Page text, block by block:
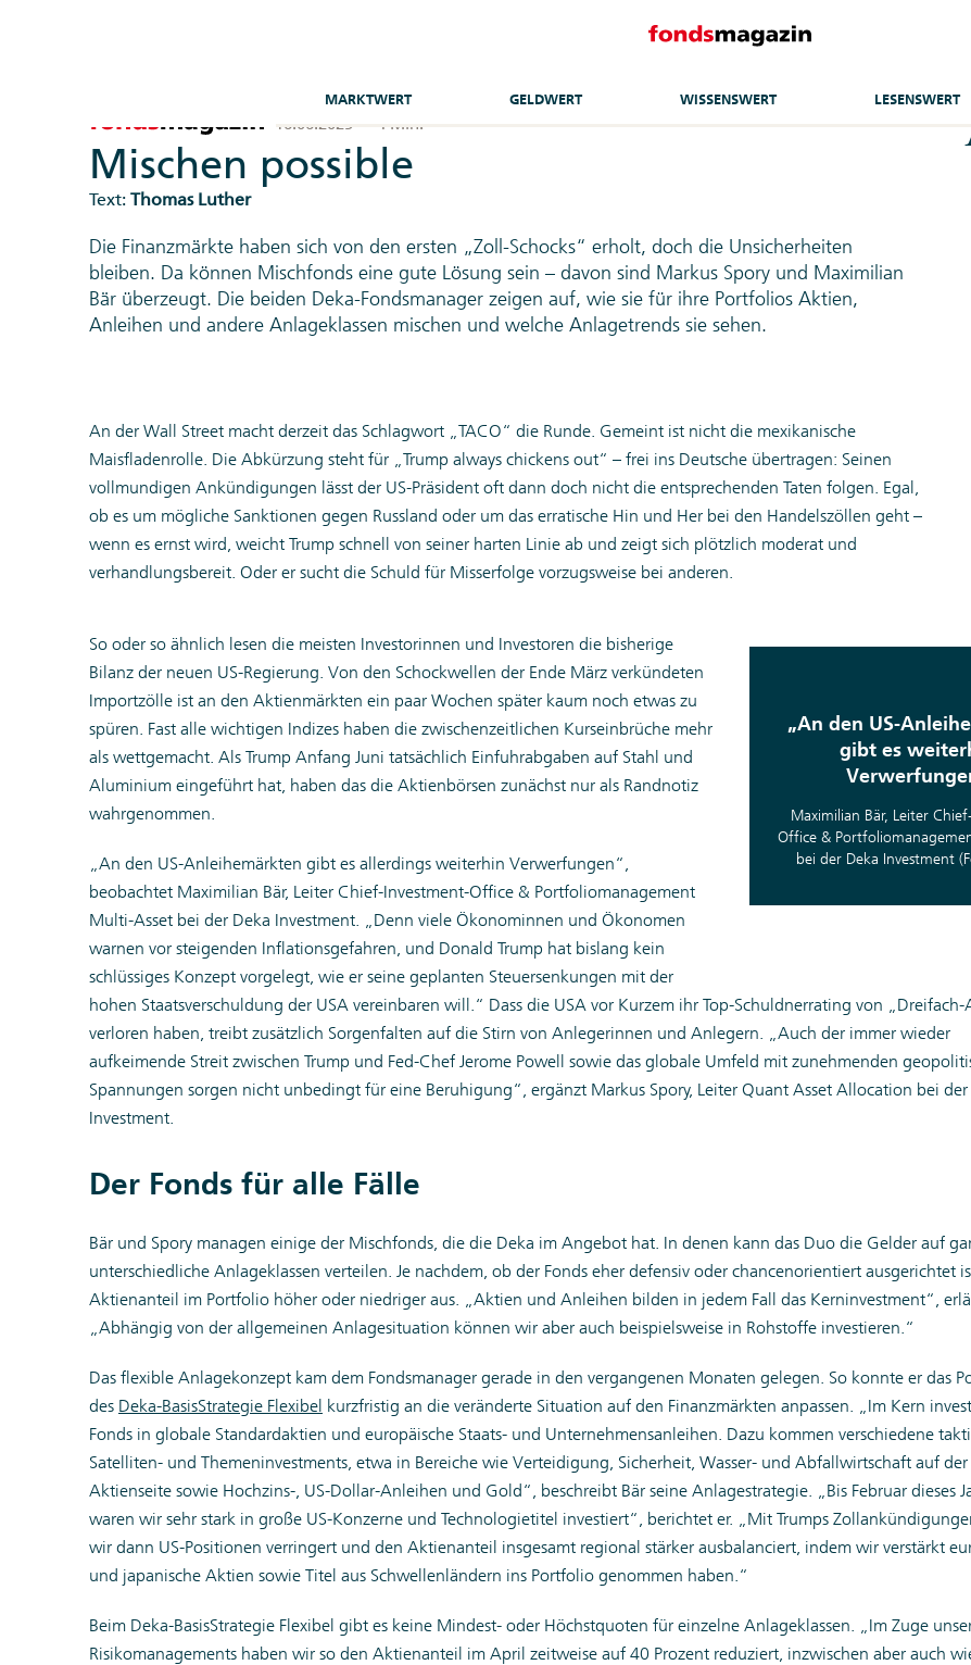
MARKTWERT GELDWERT WISSENSWERT LESENSWERT
16.06.2025 4 Min.
Mischen possible
Text: Thomas Luther
Die Finanzmärkte haben sich von den ersten „Zoll-Schocks“ erholt, doch die Unsicherheiten
bleiben. Da können Mischfonds eine gute Lösung sein – davon sind Markus Spory und Maximilian
Bär überzeugt. Die beiden Deka-Fondsmanager zeigen auf, wie sie für ihre Portfolios Aktien,
Anleihen und andere Anlageklassen mischen und welche Anlagetrends sie sehen.
An der Wall Street macht derzeit das Schlagwort „TACO“ die Runde. Gemeint ist nicht die mexikanische
Maisfladenrolle. Die Abkürzung steht für „Trump always chickens out“ – frei ins Deutsche übertragen: Seinen
vollmundigen Ankündigungen lässt der US-Präsident oft dann doch nicht die entsprechenden Taten folgen. Egal,
ob es um mögliche Sanktionen gegen Russland oder um das erratische Hin und Her bei den Handelszöllen geht –
wenn es ernst wird, weicht Trump schnell von seiner harten Linie ab und zeigt sich plötzlich moderat und
verhandlungsbereit. Oder er sucht die Schuld für Misserfolge vorzugsweise bei anderen.
„An den US-
gibt es
Maximilian Bär, Leiter
Office &
bei der Deka Investment
So oder so ähnlich lesen die meisten Investorinnen und Investoren die bisherige
Bilanz der neuen US-Regierung. Von den Schockwellen der Ende März verkündeten
Importzölle ist an den Aktienmärkten ein paar Wochen später kaum noch etwas zu
spüren. Fast alle wichtigen Indizes haben die zwischenzeitlichen Kurseinbrüche mehr
als wettgemacht. Als Trump Anfang Juni tatsächlich Einfuhrabgaben auf Stahl und
Aluminium eingeführt hat, haben das die Aktienbörsen zunächst nur als Randnotiz
wahrgenommen.
„An den US-Anleihemärkten gibt es allerdings weiterhin Verwerfungen“,
beobachtet Maximilian Bär, Leiter Chief-Investment-Office & Portfoliomanagement
Multi-Asset bei der Deka Investment. „Denn viele Ökonominnen und Ökonomen
warnen vor steigenden Inflationsgefahren, und Donald Trump hat bislang kein
schlüssiges Konzept vorgelegt, wie er seine geplanten Steuersenkungen mit der
hohen Staatsverschuldung der USA vereinbaren will.“ Dass die USA vor Kurzem ihr Top-Schuldnerrating von „Dreifach-
verloren haben, treibt zusätzlich Sorgenfalten auf die Stirn von Anlegerinnen und Anlegern. „Auch der immer wieder
aufkeimende Streit zwischen Trump und Fed-Chef Jerome Powell sowie das globale Umfeld mit zunehmenden
Spannungen sorgen nicht unbedingt für eine Beruhigung“, ergänzt Markus Spory, Leiter Quant Asset Allocation bei der
Investment.
Der Fonds für alle Fälle
Bär und Spory managen einige der Mischfonds, die die Deka im Angebot hat. In denen kann das Duo die Gelder auf
unterschiedliche Anlageklassen verteilen. Je nachdem, ob der Fonds eher defensiv oder chancenorientiert ausgerichtet
Aktienanteil im Portfolio höher oder niedriger aus. „Aktien und Anleihen bilden in jedem Fall das Kerninvestment“,
„Abhängig von der allgemeinen Anlagesituation können wir aber auch beispielsweise in Rohstoffe investieren.“
Das flexible Anlagekonzept kam dem Fondsmanager gerade in den vergangenen Monaten gelegen. So konnte er das
des Deka-BasisStrategie Flexibel kurzfristig an die veränderte Situation auf den Finanzmärkten anpassen. „Im Kern
Fonds in globale Standardaktien und europäische Staats- und Unternehmensanleihen. Dazu kommen verschiedene
Satelliten- und Themeninvestments, etwa in Bereiche wie Verteidigung, Sicherheit, Wasser- und Abfallwirtschaft auf der
Aktienseite sowie Hochzins-, US-Dollar-Anleihen und Gold“, beschreibt Bär seine Anlagestrategie. „Bis Februar dieses
waren wir sehr stark in große US-Konzerne und Technologietitel investiert“, berichtet er. „Mit Trumps
wir dann US-Positionen verringert und den Aktienanteil insgesamt regional stärker ausbalanciert, indem wir verstärkt
und japanische Aktien sowie Titel aus Schwellenländern ins Portfolio genommen haben.“
Beim Deka-BasisStrategie Flexibel gibt es keine Mindest- oder Höchstquoten für einzelne Anlageklassen. „Im Zuge
Risikomanagements haben wir so den Aktienanteil im April zeitweise auf 40 Prozent reduziert, inzwischen aber auch